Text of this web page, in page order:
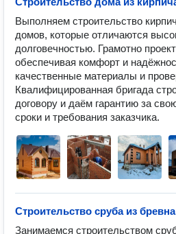
Выполняем строительство
домов, которые отличаются
долговечностью. Грамотно
обеспечивая комфорт и
качественные материалы и
Квалифицированная бригада
договору и даём гарантию за
сроки и требования заказчика.
Строительство сруба из бревна
Занимаемся строительством